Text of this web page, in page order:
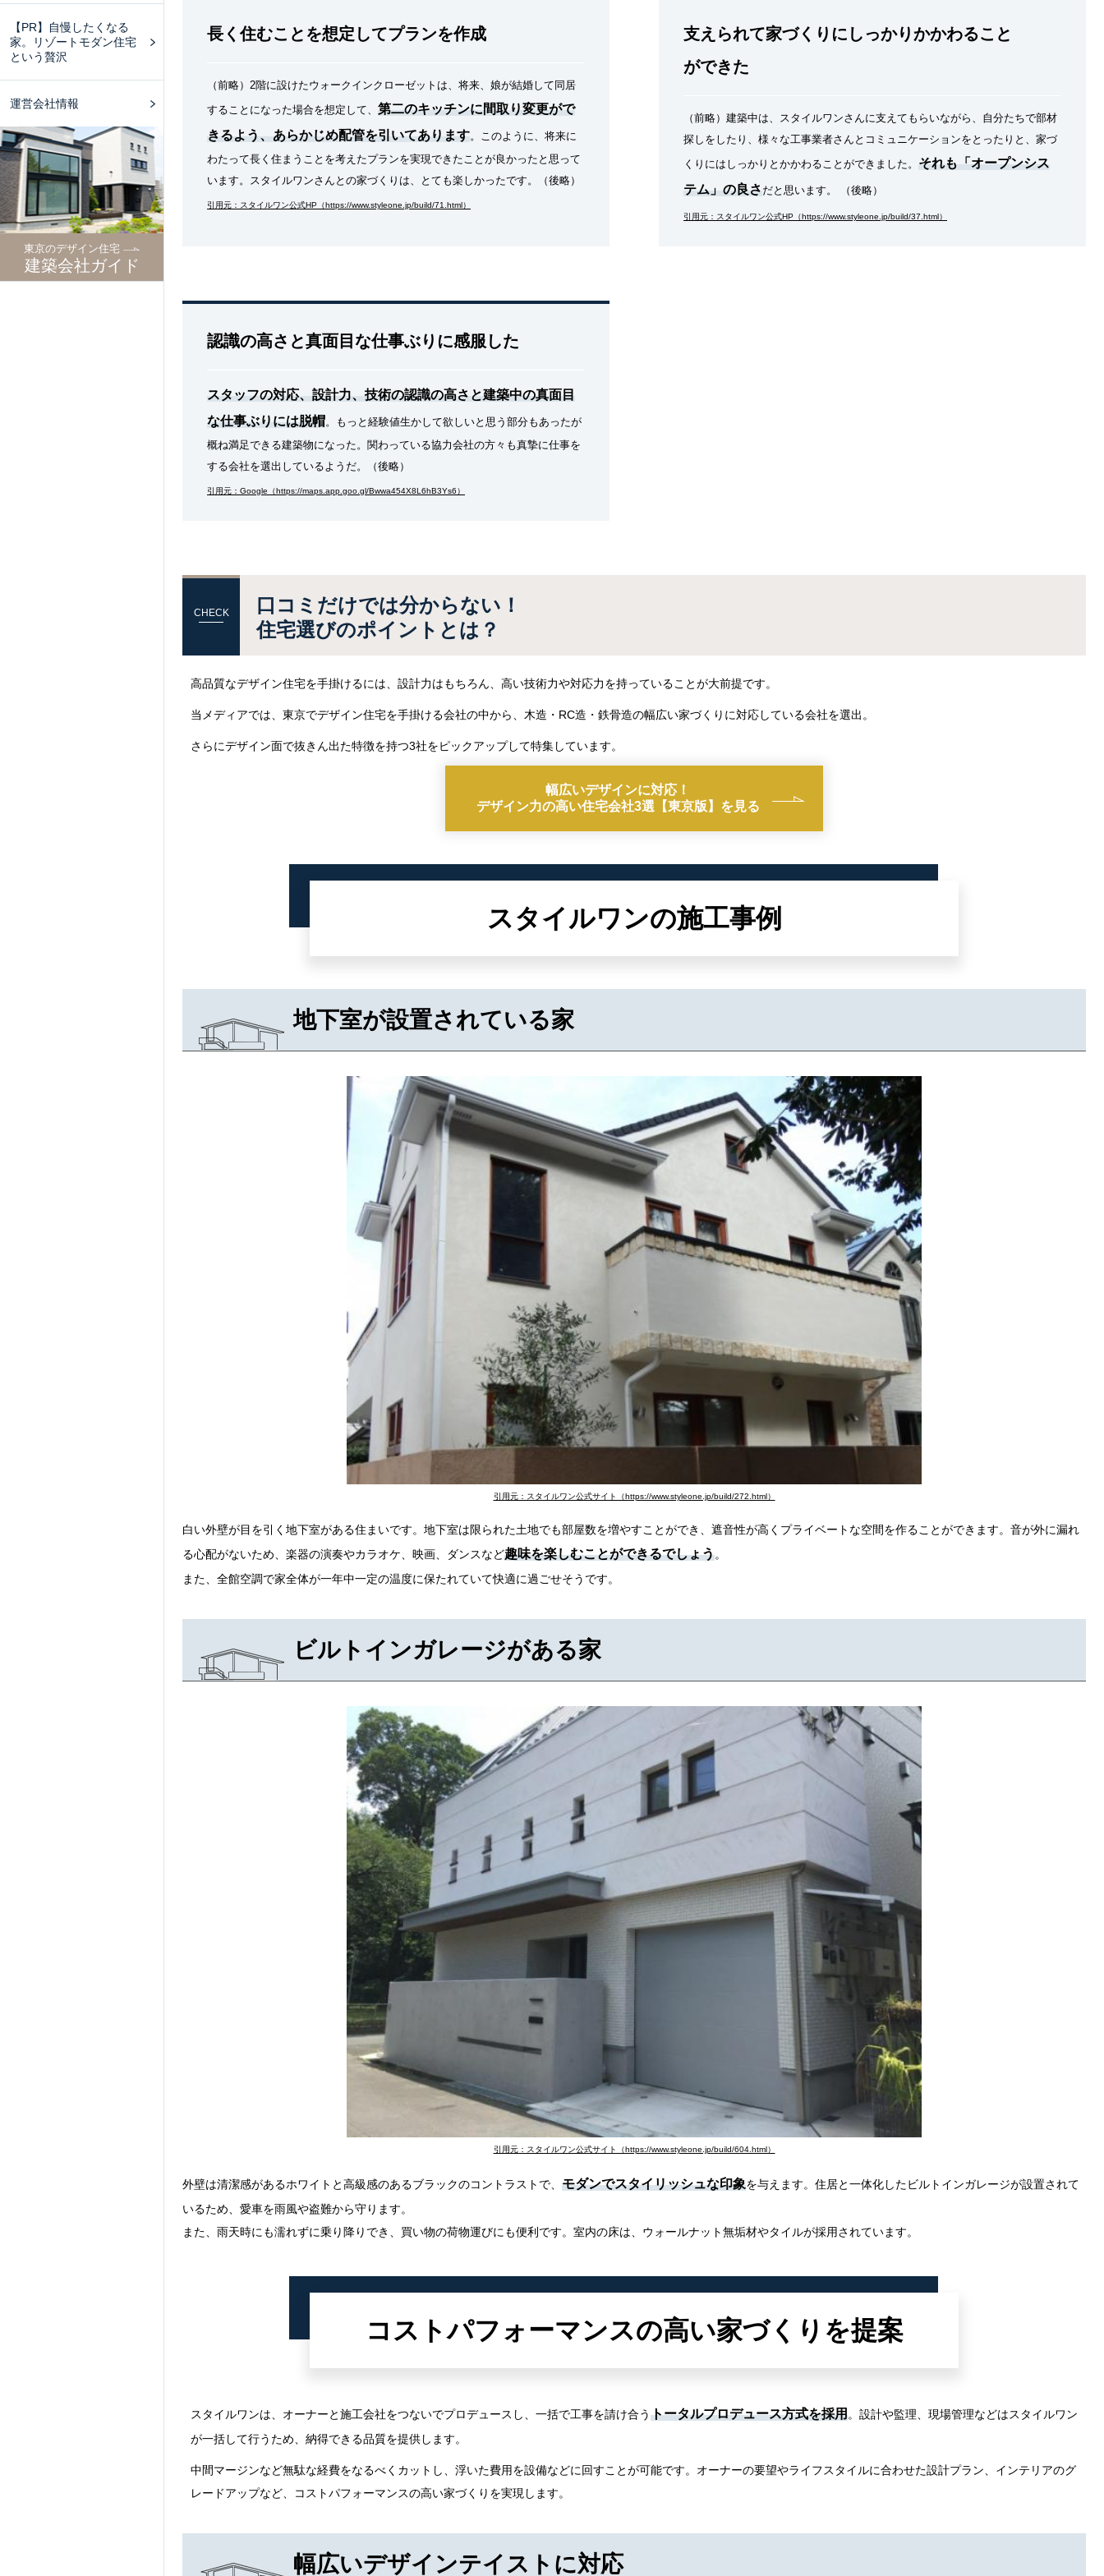
【PR】自慢したくなる
家。リゾートモダン住宅
という贅沢
運営会社情報
東京のデザイン住宅
建築会社ガイド
長く住むことを想定してプランを作成
（前略）2階に設けたウォークインクローゼットは、将来、娘が結婚して同居
することになった場合を想定して、 第二のキッチンに間取り変更がで
きるよう、あらかじめ配管を引いてあります。このように、将来に
わたって長く住まうことを考えたプランを実現できたことが良かったと思って
います。スタイルワンさんとの家づくりは、とても楽しかったです。（後略）
引用元：スタイルワン公式HP（https://www.styleone.jp/build/71.html）
支えられて家づくりにしっかりかかわること
ができた
（前略）建築中は、スタイルワンさんに支えてもらいながら、自分たちで部材
探しをしたり、様々な工事業者さんとコミュニケーションをとったりと、家づ
くりにはしっかりとかかわることができました。 それも「オープンシス
テム」の良さ だと思います。 （後略）
引用元：スタイルワン公式HP（https://www.styleone.jp/build/37.html）
認識の高さと真面目な仕事ぶりに感服した
スタッフの対応、設計力、技術の認識の高さと建築中の真面目
な仕事ぶりには脱帽。もっと経験値生かして欲しいと思う部分もあったが
概ね満足できる建築物になった。関わっている協力会社の方々も真摯に仕事を
する会社を選出しているようだ。（後略）
引用元：Google（https://maps.app.goo.gl/Bwwa454X8L6hB3Ys6）
口コミだけでは分からない！
住宅選びのポイントとは？
高品質なデザイン住宅を手掛けるには、設計力はもちろん、高い技術力や対応力を持っていることが大前提です。
当メディアでは、東京でデザイン住宅を手掛ける会社の中から、木造・RC造・鉄骨造の幅広い家づくりに対応している会社を選出。
さらにデザイン面で抜きん出た特徴を持つ3社をピックアップして特集しています。
幅広いデザインに対応！
デザイン力の高い住宅会社3選 【東京版】を見る
スタイルワンの施工事例
地下室が設置されている家
引用元：スタイルワン公式サイト（https://www.styleone.jp/build/272.html）
白い外壁が目を引く地下室がある住まいです。地下室は限られた土地でも部屋数を増やすことができ、遮音性が高くプライベートな空間を作ることができます。音が外に漏れ
る心配がないため、楽器の演奏やカラオケ、映画、ダンスなど趣味を楽しむことができるでしょう。
また、全館空調で家全体が一年中一定の温度に保たれていて快適に過ごせそうです。
ビルトインガレージがある家
引用元：スタイルワン公式サイト（https://www.styleone.jp/build/604.html）
外壁は清潔感があるホワイトと高級感のあるブラックのコントラストで、 モダンでスタイリッシュな印象を与えます。住居と一体化したビルトインガレージが設置されて
いるため、愛車を雨風や盗難から守ります。
また、雨天時にも濡れずに乗り降りでき、買い物の荷物運びにも便利です。室内の床は、ウォールナット無垢材やタイルが採用されています。
コストパフォーマンスの高い家づくりを提案
スタイルワンは、オーナーと施工会社をつないでプロデュースし、一括で工事を請け合うトータルプロデュース方式を採用。設計や監理、現場管理などはスタイルワン
が一括して行うため、納得できる品質を提供します。
中間マージンなど無駄な経費をなるべくカットし、浮いた費用を設備などに回すことが可能です。オーナーの要望やライフスタイルに合わせた設計プラン、インテリアのグ
レードアップなど、コストパフォーマンスの高い家づくりを実現します。
幅広いデザインテイストに対応